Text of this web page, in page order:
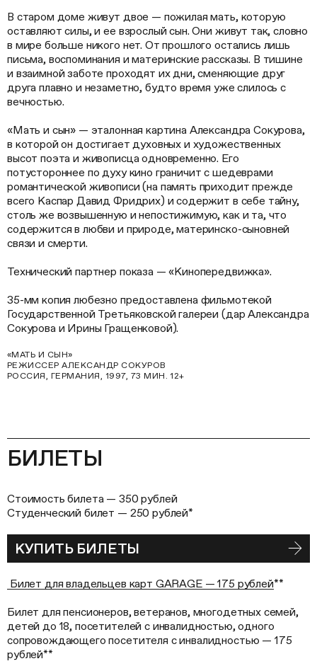
В старом доме живут двое — пожилая мать, которую
оставляют силы, и ее взрослый сын. Они живут так, словно
в мире больше никого нет. От прошлого остались лишь
письма, воспоминания и материнские рассказы. В тишине
и взаимной заботе проходят их дни, сменяющие друг
друга плавно и незаметно, будто время уже слилось с
вечностью.
«Мать и сын» — эталонная картина Александра Сокурова,
в которой он достигает духовных и художественных
высот поэта и живописца одновременно. Его
потустороннее по духу кино граничит с шедеврами
романтической живописи (на память приходит прежде
всего Каспар Давид Фридрих) и содержит в себе тайну,
столь же возвышенную и непостижимую, как и та, что
содержится в любви и природе, материнско-сыновней
связи и смерти.
Технический партнер показа — «Кинопередвижка».
35-мм копия любезно предоставлена фильмотекой
Государственной Третьяковской галереи (дар Александра
Сокурова и Ирины Гращенковой).
«МАТЬ И СЫН»
РЕЖИССЕР АЛЕКСАНДР СОКУРОВ
РОССИЯ, ГЕРМАНИЯ, 1997, 73 МИН. 12+
БИЛЕТЫ
Стоимость билета — 350 рублей
Студенческий билет — 250 рублей*
КУПИТЬ БИЛЕТЫ
Билет для владельцев карт GARAGE — 175 рублей**
Билет для пенсионеров, ветеранов, многодетных семей,
детей до 18, посетителей с инвалидностью, одного
сопровождающего посетителя с инвалидностью — 175
рублей**